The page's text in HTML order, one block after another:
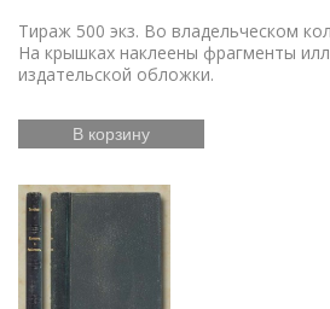
Тираж 500 экз. Во владельческом
На крышках наклеены фрагменты
издательской обложки.
В корзину